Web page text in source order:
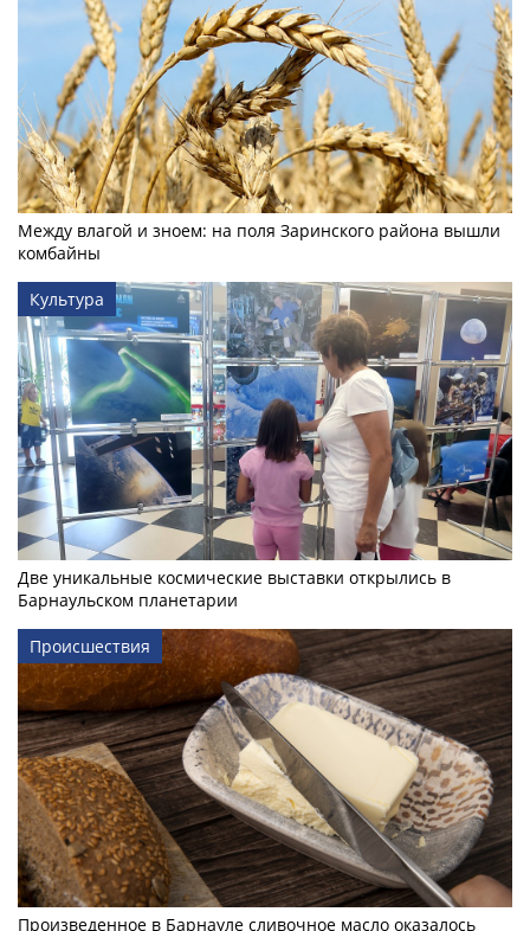
Между влагой и зноем: на поля Заринского района вышли
комбайны
Культура
Две уникальные космические выставки открылись в
Барнаульском планетарии
Происшествия
Произведенное в Барнауле сливочное масло оказалось